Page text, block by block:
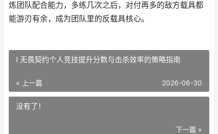
炼团队配合能力，多练几次之后，对付再多的敌方载具都
能游刃有余，成为团队里的反载具核心。
I 无畏契约个人竞技提升分数与击杀效率的策略指南
« 上一篇 2026-06-30
没有了！
下一篇 »